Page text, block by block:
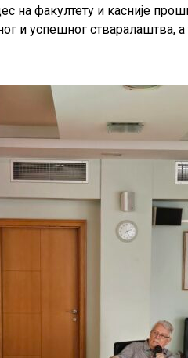
на факултету и касније
и успешног